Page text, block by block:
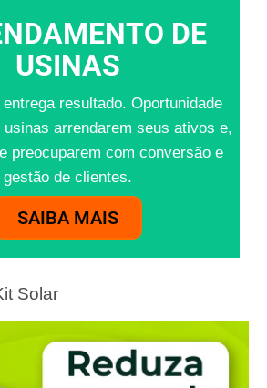
DE
USINAS
entrega resultado. Oportunidade
usinas arrendarem seus ativos e,
preocuparem com conversão e
gestão de clientes.
SAIBA MAIS
Solar